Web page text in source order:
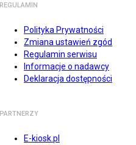
REGULAMIN
Polityka Prywatności
Zmiana ustawień zgód
Regulamin serwisu
Informacje o nadawcy
Deklaracja dostępności
PARTNERZY
E-kiosk.pl